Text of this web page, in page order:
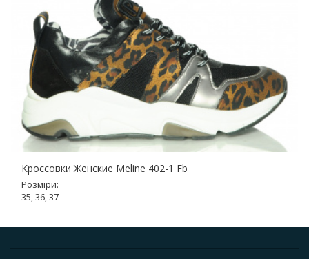
Кроссовки Женские Meline 402-1 Fb
Розміри:
35, 36, 37